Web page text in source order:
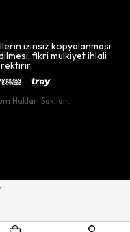
izinsiz kopyalanması
fikri mülkiyet ihlali
Hakları Saklıdır.